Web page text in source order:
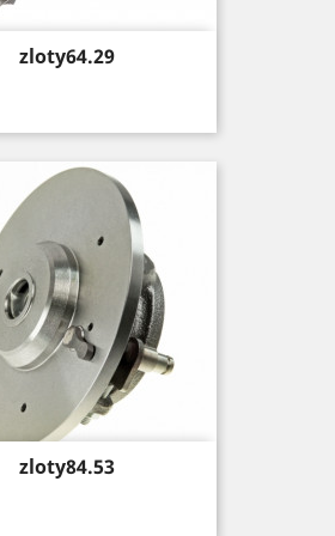
Price
zloty64.29
Price
zloty84.53